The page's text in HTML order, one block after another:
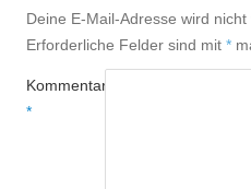
Deine E-Mail-Adresse wird nicht
Erforderliche Felder sind mit *
Kommentar
*